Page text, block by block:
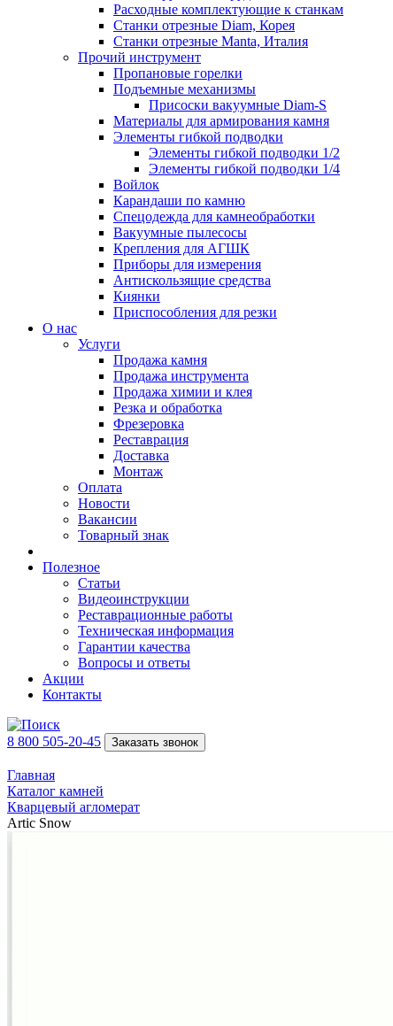
Расходные комплектующие к станкам
Станки отрезные Diam, Корея
Станки отрезные Manta, Италия
Прочий инструмент
Пропановые горелки
Подъeмные механизмы
Присоски вакуумные Diam-S
Материалы для армирования камня
Элементы гибкой подводки
Элементы гибкой подводки 1/2
Элементы гибкой подводки 1/4
Войлок
Карандаши по камню
Спецодежда для камнеобработки
Вакуумные пылесосы
Крепления для АГШК
Приборы для измерения
Антискользящие средства
Киянки
Приспособления для резки
О нас
Услуги
Продажа камня
Продажа инструмента
Продажа химии и клея
Резка и обработка
Фрезеровка
Реставрация
Доставка
Монтаж
Оплата
Новости
Вакансии
Товарный знак
Полезное
Статьи
Видеоинструкции
Реставрационные работы
Техническая информация
Гарантии качества
Вопросы и ответы
Акции
Контакты
8 800 505-20-45 Заказать звонок
Главная
Каталог камней
Кварцевый агломерат
Artic Snow